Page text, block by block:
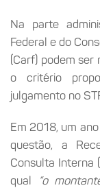
Na parte
Federal e do
(Carf) podem ser
o critério
julgamento no
Em 2018, um
questão, a
Consulta Interna
qual
“o